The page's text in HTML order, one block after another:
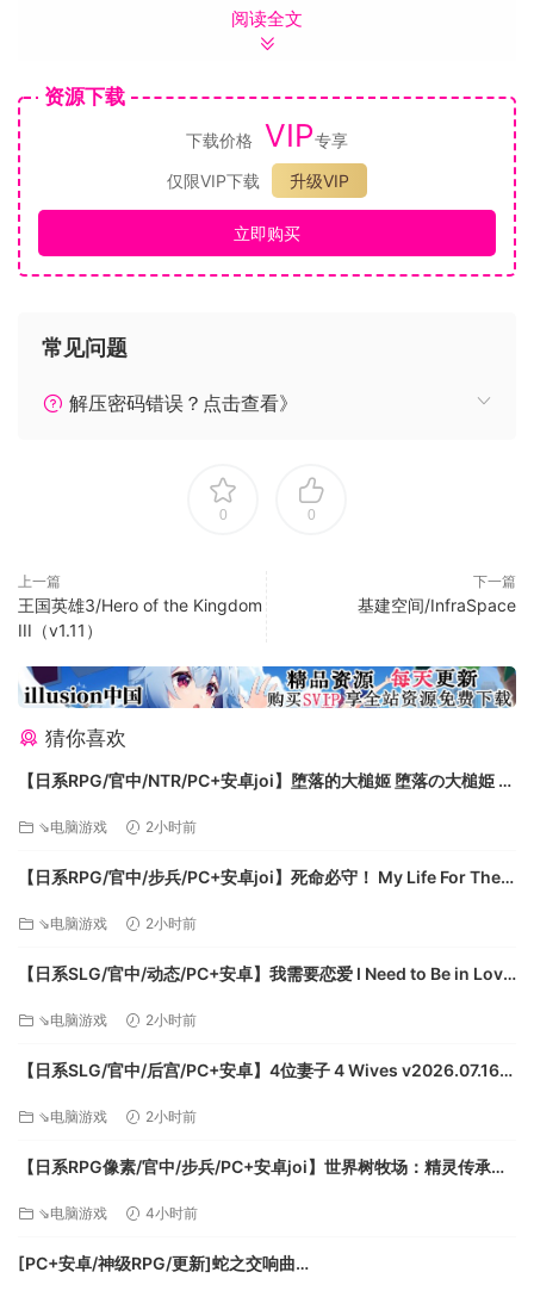
与现实世界相同，在《A列车》的世界中，人们的活动和城市的
扮演好铁路公司的社长角色，随心所欲地建设车站和轨道吧。
社长的职责，不仅仅是规划和完善交通运输网络，
建设子公司来妆点市容以及投放广告来提升公司知名度也是重
要的一环。
公司越壮大，城市建设越自由，你将更容易建造出自己心目中
的理想都市。
城市发展靠观光
诸如节奏悠闲的温泉街以及历史悠久的古城堡等，都有可能成
但是，能否成功发挥这些旅游资源的潜力，还是要取决于你的
你需要充分调动铁路、巴士以及轮船的优势，开辟出一条条欢
坚持下去，你一定能建造游客纷至沓来的魅力都市。
来吧！发展旅游业，着手打造繁华城市！
怎样的城市，才是你心目中的梦之城呢？
是高度发达的大都会，还是与观光胜地融为一体的秘境小镇，
亦或是交通发达、人群熙来攘往的城市？
与志同道合的伙伴们一起创作只属于你的故事，城市的未来尽
为建造你畅想中的理想城市奋斗吧。开始了，观光计划！
阅读全文
资源下载
下载价格 VIP专享
仅限VIP下载
升级VIP
立即购买
常见问题
解压密码错误？点击查看》
0 0
上一篇
王国英雄3/Hero of the Kingdom
III（v1.11）
下一篇
基建空间/InfraSpace
猜你喜欢
【日系RPG/官中/NTR/PC+安卓joi】堕落的大槌姬 堕落の大槌姫 官
⇘电脑游戏 2小时前
【日系RPG/官中/步兵/PC+安卓joi】死命必守！ My Life For Thee!
⇘电脑游戏 2小时前
【日系SLG/官中/动态/PC+安卓】我需要恋爱 I Need to Be in Love
⇘电脑游戏 2小时前
【日系SLG/官中/后宫/PC+安卓】4位妻子 4 Wives v2026.07.16
⇘电脑游戏 2小时前
【日系RPG像素/官中/步兵/PC+安卓joi】世界树牧场：精灵传承
ムと世界樹の牧場～ 官方中文步兵版【1.26G】
⇘电脑游戏 4小时前
[PC+安卓/神级RPG/更新]蛇之交响曲